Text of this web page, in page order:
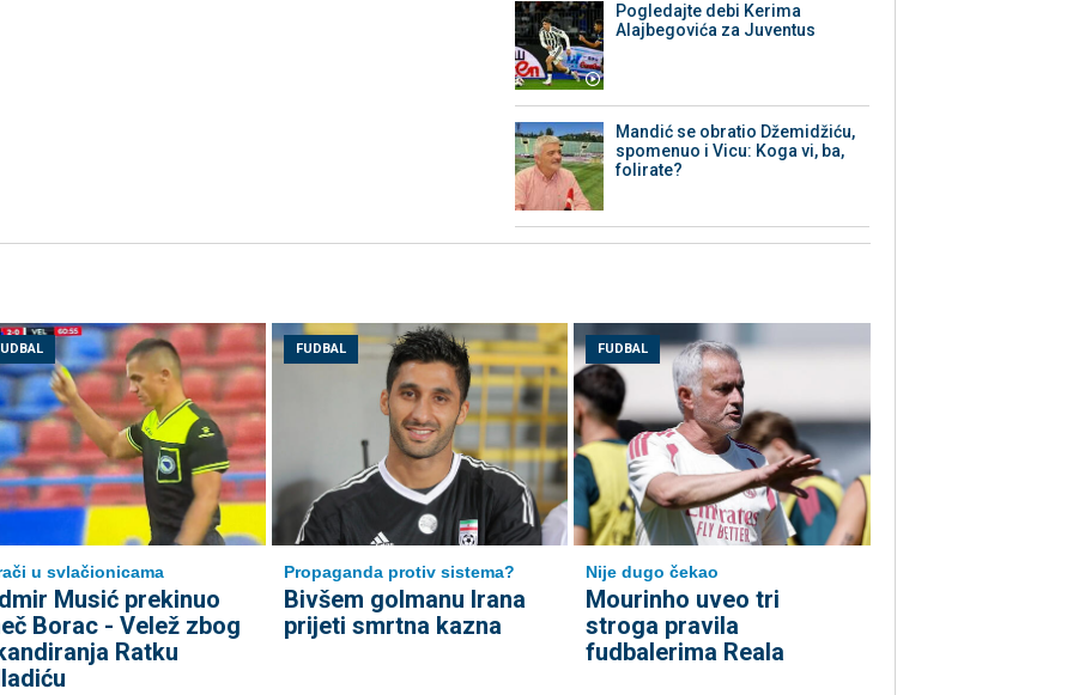
Pogledajte debi Kerima
Alajbegovića za Juventus
Mandić se obratio Džemidžiću,
spomenuo i Vicu: Koga vi, ba,
folirate?
u svlačionicama
Musić prekinuo
Borac - Velež zbog
Ratku
FUDBAL
Propaganda protiv sistema?
Bivšem golmanu Irana
prijeti smrtna kazna
FUDBAL
Nije dugo čekao
Mourinho uveo tri
stroga pravila
fudbalerima Reala